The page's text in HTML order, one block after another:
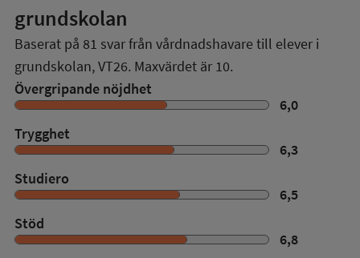
grundskolan
Baserat på 81 svar från vårdnadshavare till elever i
grundskolan,VT26. Maxvärdet är 10.
Övergripande nöjdhet
6,0
Trygghet
6,3
Studiero
6,5
Stöd
6,8